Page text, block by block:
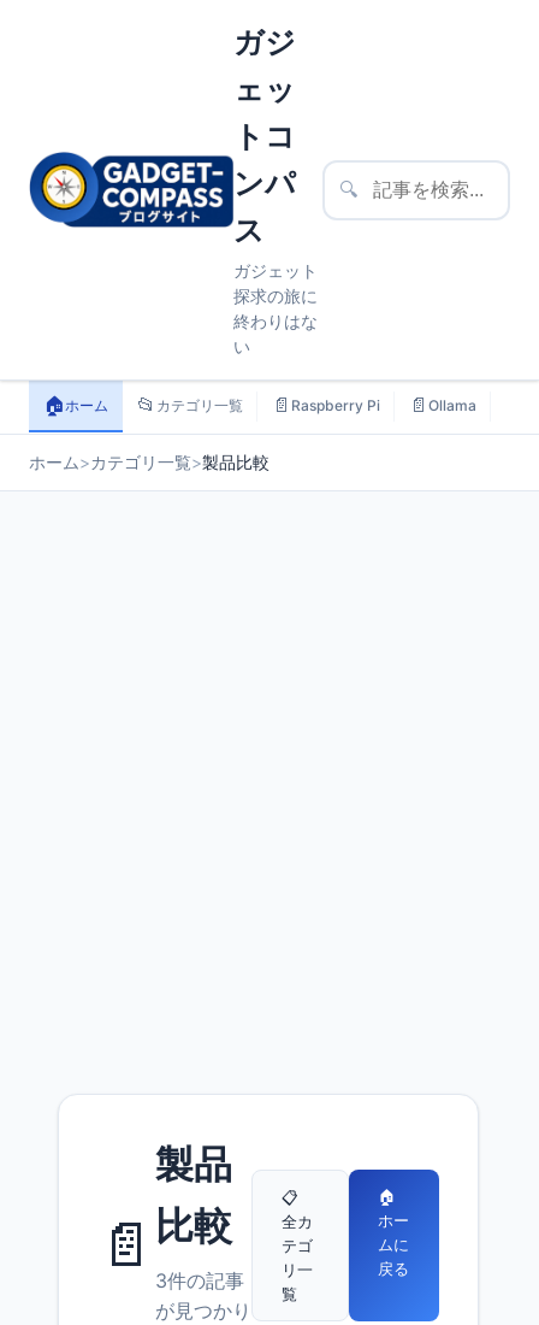
ガジ
ェッ
トコ
ンパ
ス
ガジェット
探求の旅に
終わりはな
い
🔍
🏠ホーム 📂 カテゴリ一覧 📄 Raspberry Pi 📄 Ollama
ホーム>カテゴリ一覧>製品比較
📄
製品
比較
3件の記事
が見つかり
📋
全カ
テゴ
リ一
覧
🏠
ホー
ムに
戻る